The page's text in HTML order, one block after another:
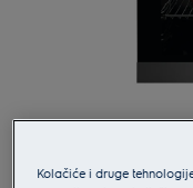
Kolačiće i druge